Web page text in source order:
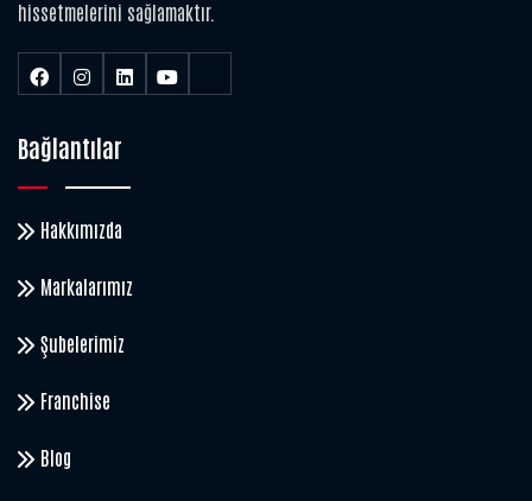
hissetmelerini sağlamaktır.
Bağlantılar
Hakkımızda
Markalarımız
Şubelerimiz
Franchise
Blog